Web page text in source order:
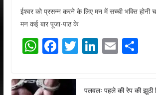
ईश्वर को प्रसन्न करने के लिए मन में सच्ची भक्ति होनी
मन कई बार पूजा-पाठ के
W
at
F
e
T Li E S
पलवलः पहले की रेप की